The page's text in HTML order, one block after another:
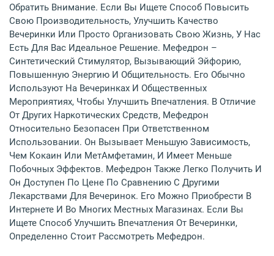
Обратить Внимание. Если Вы Ищете Способ Повысить
Свою Производительность, Улучшить Качество
Вечеринки Или Просто Организовать Свою Жизнь, У Нас
Есть Для Вас Идеальное Решение. Мефедрон –
Синтетический Стимулятор, Вызывающий Эйфорию,
Повышенную Энергию И Общительность. Его Обычно
Используют На Вечеринках И Общественных
Мероприятиях, Чтобы Улучшить Впечатления. В Отличие
От Других Наркотических Средств, Мефедрон
Относительно Безопасен При Ответственном
Использовании. Он Вызывает Меньшую Зависимость,
Чем Кокаин Или МетАмфетамин, И Имеет Меньше
Побочных Эффектов. Мефедрон Также Легко Получить И
Он Доступен По Цене По Сравнению С Другими
Лекарствами Для Вечеринок. Его Можно Приобрести В
Интернете И Во Многих Местных Магазинах. Если Вы
Ищете Способ Улучшить Впечатления От Вечеринки,
Определенно Стоит Рассмотреть Мефедрон.